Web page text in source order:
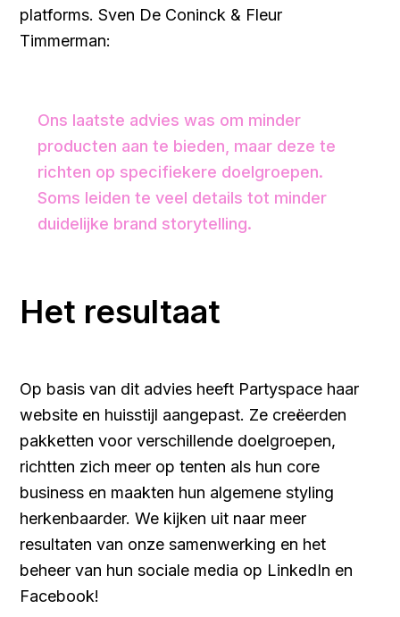
platforms. Sven De Coninck & Fleur
Timmerman:
Ons laatste advies was om minder
producten aan te bieden, maar deze te
richten op specifiekere doelgroepen.
Soms leiden te veel details tot minder
duidelijke brand storytelling.
Het resultaat
Op basis van dit advies heeft Partyspace haar
website en huisstijl aangepast. Ze creëerden
pakketten voor verschillende doelgroepen,
richtten zich meer op tenten als hun core
business en maakten hun algemene styling
herkenbaarder. We kijken uit naar meer
resultaten van onze samenwerking en het
beheer van hun sociale media op LinkedIn en
Facebook!